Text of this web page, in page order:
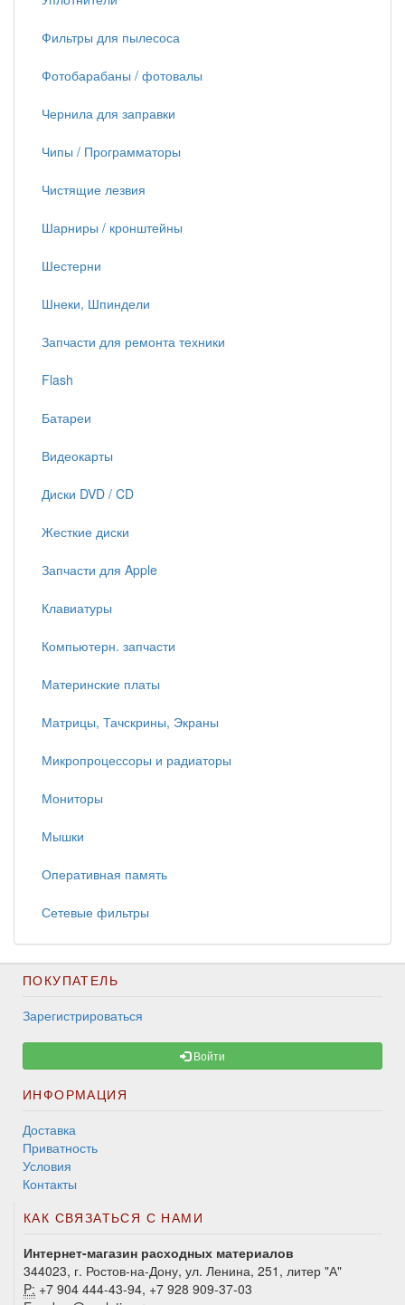
Фильтры для пылесоса
Фотобарабаны / фотовалы
Чернила для заправки
Чипы / Программаторы
Чистящие лезвия
Шарниры / кронштейны
Шестерни
Шнеки, Шпиндели
Запчасти для ремонта техники
Flash
Батареи
Видеокарты
Диски DVD / CD
Жесткие диски
Запчасти для Apple
Клавиатуры
Компьютерн. запчасти
Материнские платы
Матрицы, Тачскрины, Экраны
Микропроцессоры и радиаторы
Мониторы
Мышки
Оперативная память
Сетевые фильтры
ПОКУПАТЕЛЬ
Зарегистрироваться
Войти
ИНФОРМАЦИЯ
Доставка
Приватность
Условия
Контакты
КАК СВЯЗАТЬСЯ С НАМИ
Интернет-магазин расходных материалов
344023, г. Ростов-на-Дону, ул. Ленина, 251, литер "А"
P: +7 904 444-43-94, +7 928 909-37-03